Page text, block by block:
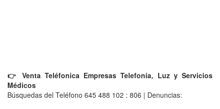
👉 Venta Teléfonica Empresas Telefonía, Luz y Servicios
Médicos
Búsquedas del Teléfono 645 488 102 : 806 | Denuncias: